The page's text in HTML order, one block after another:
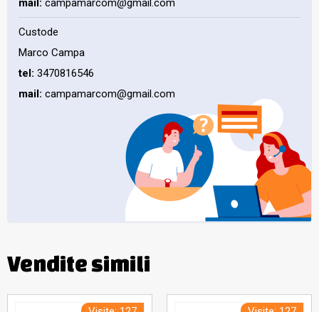
mail: campamarcom@gmail.com
Custode
Marco Campa
tel: 3470816546
mail: campamarcom@gmail.com
Vendite simili